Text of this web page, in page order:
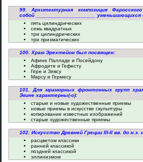
99. Архитектурная композиция
собой ____________________ уменьшающихся
пять цилиндрических
семь квадратных
три цилиндрических
три призматических
100. Храм Эрехтейон был посвящен:
Афине Палладе и Посейдону
Афродите и Гефесту
Гере и Зевсу
Марсу и Гермесу
101. Для мраморных фронтонных групп
Эгине характерны(-о):
старые и новые художественные приемы
новые приемы в искусстве скульптуры
копирование известных изображений
старые художественные приемы
102. Искусство Древней Греции III-II вв. до
расцветом классики
ранней классикой
поздней классикой
эллинизмом